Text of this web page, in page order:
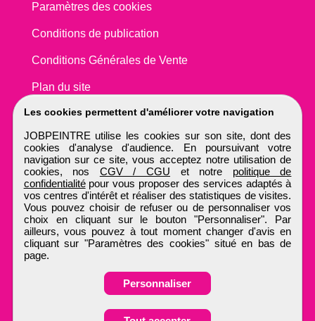
Obtenir ses
Les cookies permettent d'améliorer votre navigation
JOBPEINTRE utilise les cookies sur son site, dont des
cookies d'analyse d'audience. En poursuivant votre
navigation sur ce site, vous acceptez notre utilisation de
cookies, nos CGV / CGU et notre politique de
confidentialitépour vous proposer des services adaptés à
vos centres d'intérêt et réaliser des statistiques de visites.
Vous pouvez choisir de refuser ou de personnaliser vos
choix en cliquant sur le bouton "Personnaliser". Par
ailleurs, vous pouvez à tout moment changer d'avis en
cliquant sur "Paramètres des cookies" situé en bas de
page.
Personnaliser
Paramètres des cookies
Conditions de publication
Conditions Générales de Vente
Plan du site